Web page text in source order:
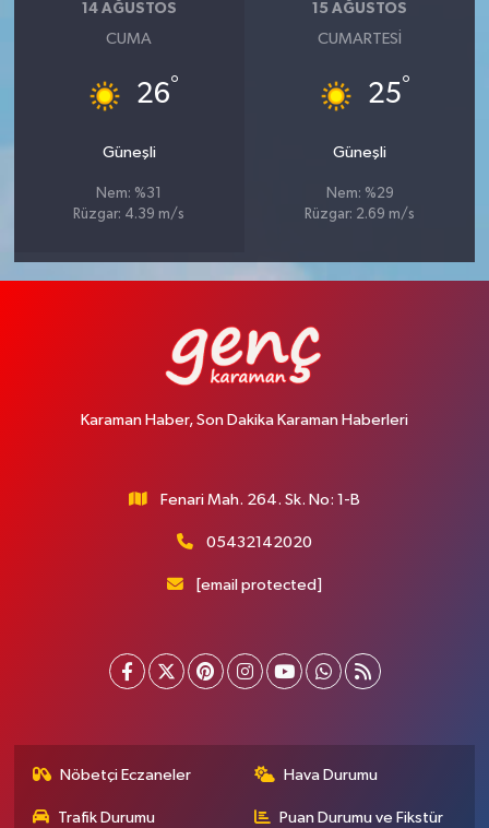
14 AĞUSTOS
CUMA
26°
Güneşli
Nem: %31
Rüzgar: 4.39 m/s
15 AĞUSTOS
CUMARTESI
25°
Güneşli
Nem: %29
Rüzgar: 2.69 m/s
Karaman Haber, Son Dakika Karaman Haberleri
Fenari Mah. 264. Sk. No: 1-B
05432142020
[email protected]
Nöbetçi Eczaneler Hava Durumu
Trafik Durumu Puan Durumu ve Fikstür